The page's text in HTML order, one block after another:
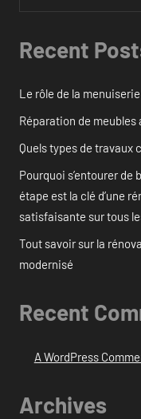
Recent
Le rôle de la
Réparation de
Quels types de travaux
Pourquoi s’entourer
étape est la clé d’une
satisfaisante sur tous
Tout savoir sur la
modernisé
Recent
A WordPress
Archives